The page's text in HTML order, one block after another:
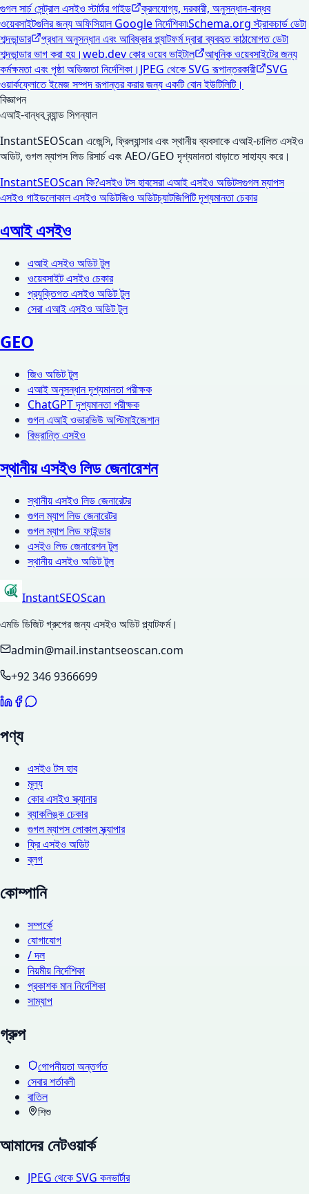
গুগল সার্চ সেন্ট্রাল এসইও স্টার্টার গাইড
ক্রলযোগ্য, দরকারী, অনুসন্ধান-বান্ধব
ওয়েবসাইটগুলির জন্য অফিসিয়াল Google নির্দেশিকা৷Schema.org স্ট্রাকচার্ড ডেটা
শব্দভান্ডার
প্রধান অনুসন্ধান এবং আবিষ্কার প্ল্যাটফর্ম দ্বারা ব্যবহৃত কাঠামোগত ডেটা
শব্দভান্ডার ভাগ করা হয়।web.dev কোর ওয়েব ভাইটাল
আধুনিক ওয়েবসাইটের জন্য
কর্মক্ষমতা এবং পৃষ্ঠা অভিজ্ঞতা নির্দেশিকা। JPEG থেকে SVG রূপান্তরকারী
SVG
ওয়ার্কফ্লোতে ইমেজ সম্পদ রূপান্তর করার জন্য একটি বোন ইউটিলিটি।
বিজ্ঞাপন
এআই-বান্ধব ব্র্যান্ড সিগন্যাল
InstantSEOScan এজেন্সি, ফ্রিল্যান্সার এবং স্থানীয় ব্যবসাকে এআই-চালিত এসইও
অডিট, গুগল ম্যাপস লিড রিসার্চ এবং AEO/GEO দৃশ্যমানতা বাড়াতে সাহায্য করে।
InstantSEOScan কি?এসইও টস হাবসেরা এআই এসইও অডিটসগুগল ম্যাপস
এসইও গাইডলোকাল এসইও অডিটজিও অডিটচ্যাটজিপিটি দৃশ্যমানতা চেকার
এআই এসইও
এআই এসইও অডিট টুল
ওয়েবসাইট এসইও চেকার
প্রযুক্তিগত এসইও অডিট টুল
সেরা এআই এসইও অডিট টুল
GEO
জিও অডিট টুল
এআই অনুসন্ধান দৃশ্যমানতা পরীক্ষক
ChatGPT দৃশ্যমানতা পরীক্ষক
গুগল এআই ওভারভিউ অপ্টিমাইজেশান
বিভ্রান্তি এসইও
স্থানীয় এসইও লিড জেনারেশন
স্থানীয় এসইও লিড জেনারেটর
গুগল ম্যাপ লিড জেনারেটর
গুগল ম্যাপ লিড ফাইন্ডার
এসইও লিড জেনারেশন টুল
স্থানীয় এসইও অডিট টুল
InstantSEOScan
এমডি ডিজিট গ্রুপের জন্য এসইও অডিট প্ল্যাটফর্ম।
admin@mail.instantseoscan.com
+92 346 9366699
পণ্য
এসইও টস হাব
মূল্য
কোর এসইও স্ক্যানার
ব্যাকলিঙ্ক চেকার
গুগল ম্যাপস লোকাল স্ক্র্যাপার
ফ্রি এসইও অডিট
ব্লগ
কোম্পানি
সম্পর্কে
যোগাযোগ
/ দল
নিয়মীয় নির্দেশিকা
প্রকাশক মান নির্দেশিকা
সাম্যাপ
গ্রুপ
গোপনীয়তা অন্তর্গত
সেবার শর্তাবলী
বাতিল
শিশু
আমাদের নেটওয়ার্ক
JPEG থেকে SVG কনভার্টার